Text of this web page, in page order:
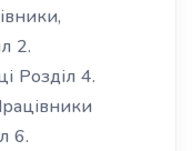
2.
Розділ 4.
6.